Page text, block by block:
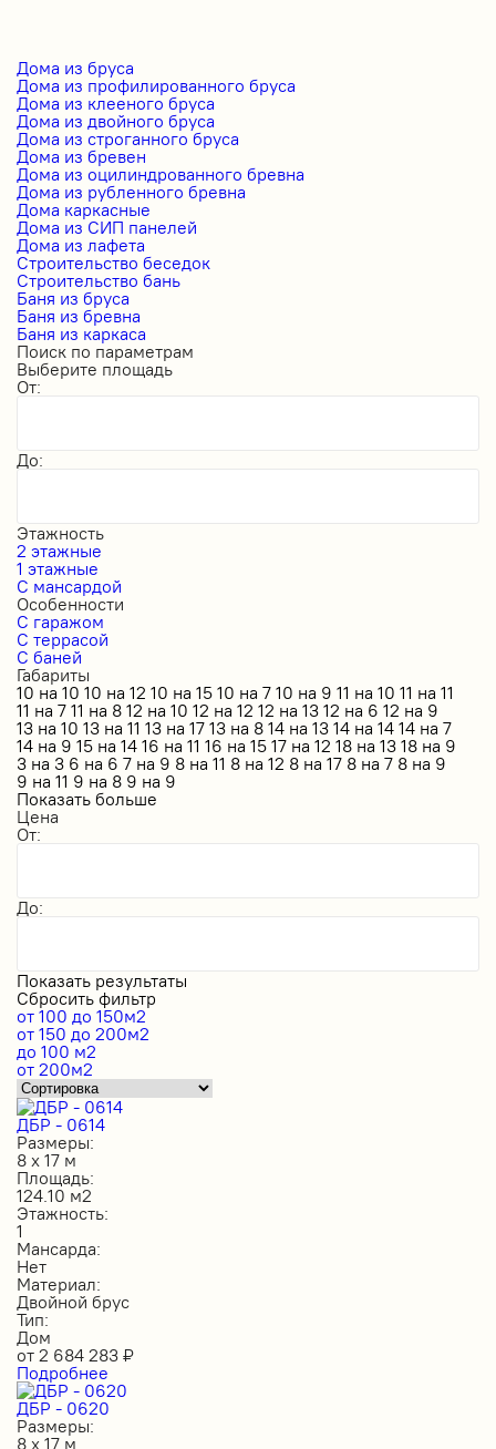
Дома из бруса
Дома из профилированного бруса
Дома из клееного бруса
Дома из двойного бруса
Дома из строганного бруса
Дома из бревен
Дома из оцилиндрованного бревна
Дома из рубленного бревна
Дома каркасные
Дома из СИП панелей
Дома из лафета
Строительство беседок
Строительство бань
Баня из бруса
Баня из бревна
Баня из каркаса
Поиск по параметрам
Выберите площадь
От:
До:
Этажность
2 этажные
1 этажные
С мансардой
Особенности
С гаражом
С террасой
С баней
Габариты
10 на 10 10 на 12 10 на 15 10 на 7 10 на 9 11 на 10 11 на 11
11 на 7 11 на 8 12 на 10 12 на 12 12 на 13 12 на 6 12 на 9
13 на 10 13 на 11 13 на 17 13 на 8 14 на 13 14 на 14 14 на 7
14 на 9 15 на 14 16 на 11 16 на 15 17 на 12 18 на 13 18 на 9
3 на 3 6 на 6 7 на 9 8 на 11 8 на 12 8 на 17 8 на 7 8 на 9
9 на 11 9 на 8 9 на 9
Показать больше
Цена
От:
До:
Показать результаты
Сбросить фильтр
от 100 до 150м2
от 150 до 200м2
до 100 м2
от 200м2
ДБР - 0614
Размеры:
8 х 17 м
Площадь:
124.10 м2
Этажность:
1
Мансарда:
Нет
Материал:
Двойной брус
Тип:
Дом
от 2 684 283 ₽
Подробнее
ДБР - 0620
Размеры:
8 х 17 м